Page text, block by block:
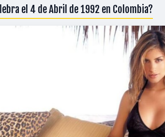
el 4 de Abril de 1992 en Colombia?